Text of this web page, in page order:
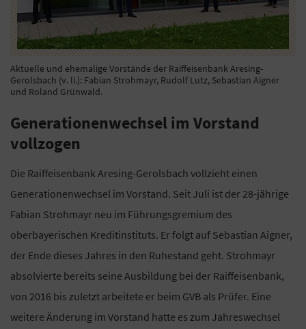
Aktuelle und ehemalige Vorstände der Raiffeisenbank Aresing-
Gerolsbach (v. li.): Fabian Strohmayr, Rudolf Lutz, Sebastian Aigner
und Roland Grünwald.
Generationenwechsel im Vorstand
vollzogen
Die Raiffeisenbank Aresing-Gerolsbach vollzieht einen
Generationenwechsel im Vorstand. Seit Juli ist der 28-jährige
Fabian Strohmayr neu im Führungsgremium des
oberbayerischen Kreditinstituts. Er folgt auf Sebastian Aigner,
der Ende dieses Jahres in den Ruhestand geht. Strohmayr
absolvierte bereits seine Ausbildung bei der Raiffeisenbank,
von 2016 bis zuletzt arbeitete er beim GVB als Prüfer. Eine
weitere Änderung im Vorstand hatte es zum Jahreswechsel